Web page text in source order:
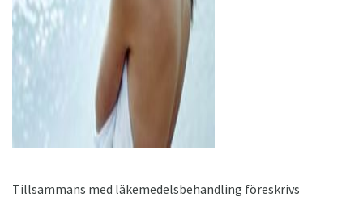
ad
Tillsammans med läkemedelsbehandling föreskrivs